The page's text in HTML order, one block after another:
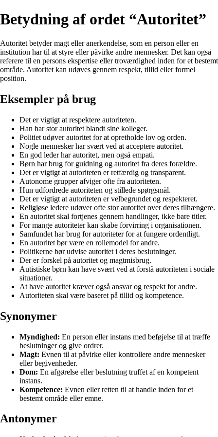
Betydning af ordet “Autoritet”
Autoritet betyder magt eller anerkendelse, som en person eller en
institution har til at styre eller påvirke andre mennesker. Det kan også
referere til en persons ekspertise eller troværdighed inden for et bestemt
område. Autoritet kan udøves gennem respekt, tillid eller formel
position.
Eksempler på brug
Det er vigtigt at respektere autoriteten.
Han har stor autoritet blandt sine kolleger.
Politiet udøver autoritet for at opretholde lov og orden.
Nogle mennesker har svært ved at acceptere autoritet.
En god leder har autoritet, men også empati.
Børn har brug for guidning og autoritet fra deres forældre.
Det er vigtigt at autoriteten er retfærdig og transparent.
Autonome grupper afviger ofte fra autoriteten.
Hun udfordrede autoriteten og stillede spørgsmål.
Det er vigtigt at autoriteten er velbegrundet og respekteret.
Religiøse ledere udøver ofte stor autoritet over deres tilhængere.
En autoritet skal fortjenes gennem handlinger, ikke bare titler.
For mange autoriteter kan skabe forvirring i organisationen.
Samfundet har brug for autoriteter for at fungere ordentligt.
En autoritet bør være en rollemodel for andre.
Politikerne bør udvise autoritet i deres beslutninger.
Der er forskel på autoritet og magtmisbrug.
Autistiske børn kan have svært ved at forstå autoriteten i sociale
situationer.
At have autoritet kræver også ansvar og respekt for andre.
Autoriteten skal være baseret på tillid og kompetence.
Synonymer
Myndighed: En person eller instans med beføjelse til at træffe
beslutninger og give ordrer.
Magt: Evnen til at påvirke eller kontrollere andre mennesker
eller begivenheder.
Dom: En afgørelse eller beslutning truffet af en kompetent
instans.
Kompetence: Evnen eller retten til at handle inden for et
bestemt område eller emne.
Antonymer